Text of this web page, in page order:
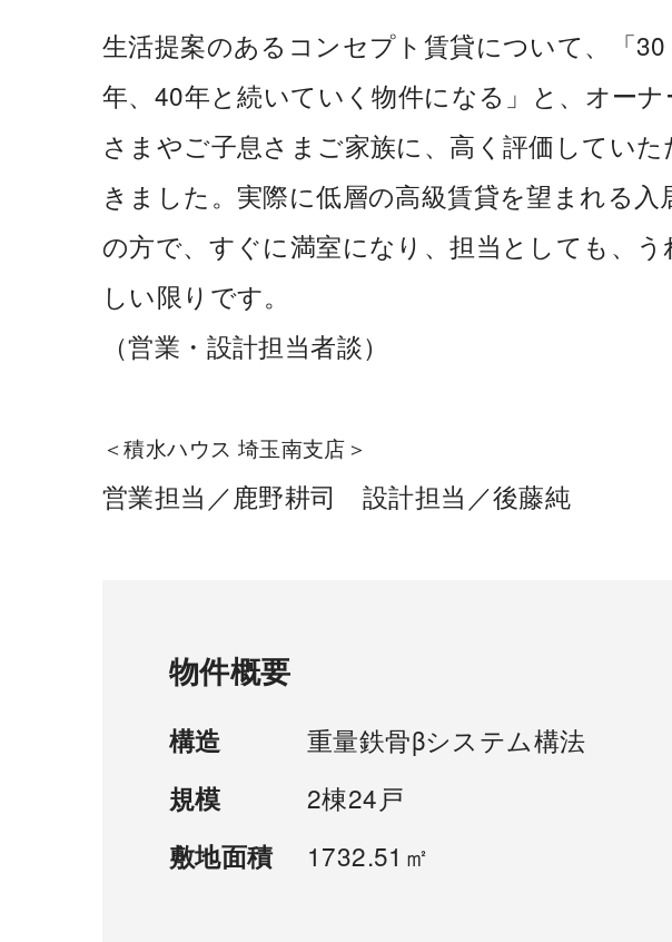
生活提案のあるコンセプト賃貸について、「30
年、40年と続いていく物件になる」と、オーナ
さまやご子息さまご家族に、高く評価していた
きました。実際に低層の高級賃貸を望まれる入
の方で、すぐに満室になり、担当としても、う
しい限りです。
（営業・設計担当者談）
＜積水ハウス 埼玉南支店＞
営業担当／鹿野耕司 設計担当／後藤純
物件概要
構造
重量鉄骨βシステム構法
規模
2棟24戸
敷地面積
1732.51㎡